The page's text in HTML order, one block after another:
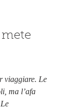
mete
viaggiare. Le
ma l’afa